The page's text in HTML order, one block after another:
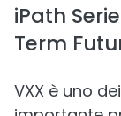
iPath
Term
VXX è uno